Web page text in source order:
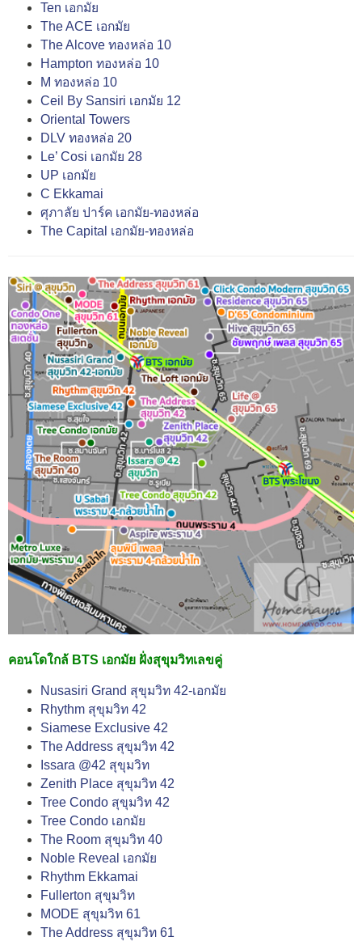
Ten เอกมัย
The ACE เอกมัย
The Alcove ทองหล่อ 10
Hampton ทองหล่อ 10
M ทองหล่อ 10
Ceil By Sansiri เอกมัย 12
Oriental Towers
DLV ทองหล่อ 20
Le’ Cosi เอกมัย 28
UP เอกมัย
C Ekkamai
ศุภาลัย ปาร์ค เอกมัย-ทองหล่อ
The Capital เอกมัย-ทองหล่อ
คอนโดใกล้ BTS เอกมัย ฝั่งสุขุมวิทเลขคู่
Nusasiri Grand สุขุมวิท 42-เอกมัย
Rhythm สุขุมวิท 42
Siamese Exclusive 42
The Address สุขุมวิท 42
Issara @42 สุขุมวิท
Zenith Place สุขุมวิท 42
Tree Condo สุขุมวิท 42
Tree Condo เอกมัย
The Room สุขุมวิท 40
Noble Reveal เอกมัย
Rhythm Ekkamai
Fullerton สุขุมวิท
MODE สุขุมวิท 61
The Address สุขุมวิท 61